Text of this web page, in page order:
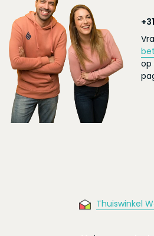
op
Thuiswinkel